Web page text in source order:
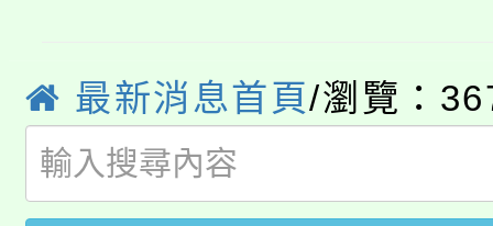
徵才活動。
YOUNG桃局內行報名
局官網。
8月14至27日，桃園電
開!
115年桃園市運動會8/
最新消息首頁/瀏覽：